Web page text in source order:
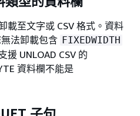
載至文字或 CSV 格式。資料
法卸載包含 FIXEDWIDTH
援 UNLOAD CSV 的
資料欄不能是